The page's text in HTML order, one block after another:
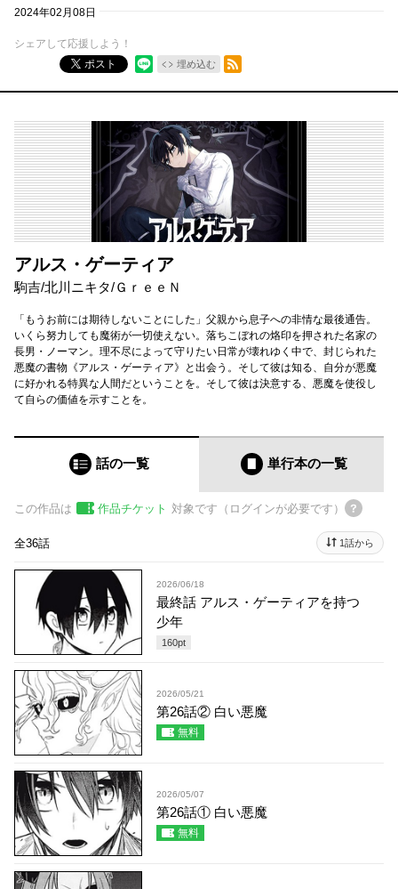
2024年02月08日
シェアして応援しよう！
ポスト
埋め込む
RSSフィード
アルス・ゲーティア
駒吉/北川ニキタ/ＧｒｅｅＮ
「もうお前には期待しないことにした」父親から息子への非情な最後通告。
いくら努力しても魔術が一切使えない。落ちこぼれの烙印を押された名家の
長男・ノーマン。理不尽によって守りたい日常が壊れゆく中で、封じられた
悪魔の書物《アルス・ゲーティア》と出会う。そして彼は知る、自分が悪魔
に好かれる特異な人間だということを。そして彼は決意する、悪魔を使役し
て自らの価値を示すことを。
話の一覧 単行本の一覧
この作品は 作品チケット 対象です（ログインが必要です）
全36話 1話から
2026/06/18
最終話 アルス・ゲーティアを持つ
少年
160pt
2026/05/21
第26話② 白い悪魔
無料
2026/05/07
第26話① 白い悪魔
無料